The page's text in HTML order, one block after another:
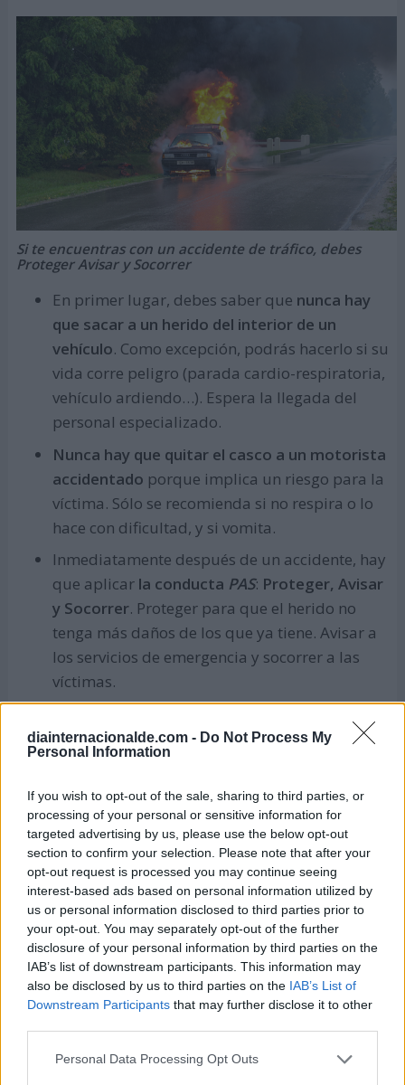
diainternacionalde.com - Do Not Process My
Personal Information
If you wish to opt-out of the sale, sharing to third parties, or
processing of your personal or sensitive information for
targeted advertising by us, please use the below opt-out
section to confirm your selection. Please note that after your
opt-out request is processed you may continue seeing
interest-based ads based on personal information utilized by
us or personal information disclosed to third parties prior to
your opt-out. You may separately opt-out of the further
disclosure of your personal information by third parties on the
IAB’s list of downstream participants. This information may
also be disclosed by us to third parties on the IAB’s List of
Downstream Participants that may further disclose it to other
Personal Data Processing Opt Outs
Si te encuentras con un accidente de tráfico, debes
Proteger Avisar y Socorrer
En primer lugar, debes saber que nunca hay
que sacar a un herido del interior de un
vehículo. Como excepción, podrás hacerlo si su
vida corre peligro (parada cardio-respiratoria,
vehículo ardiendo…). Espera la llegada del
personal especializado.
Nunca hay que quitar el casco a un motorista
accidentado porque implica un riesgo para la
víctima. Sólo se recomienda si no respira o lo
hace con dificultad, y si vomita.
Inmediatamente después de un accidente, hay
que aplicar la conducta PAS: Proteger, Avisar
y Socorrer. Proteger para que el herido no
tenga más daños de los que ya tiene. Avisar a
los servicios de emergencia y socorrer a las
víctimas.
personas supierantécnicas de primeros
auxilios: maniobras de reanimación
cardiopulmonar, posición de seguridad, que
hacer en caso de una herida sangrante,
quemaduras y otras circunstancias que se
pueden dar en caso de accidentes de tráfico.
Histórico de lemas del Día Mundial en
recuerdo de las Víctimas de
Accidentes de Tráfico.
Lema 2024: Ese día
día" en que todo cambió y un accidente de tráfico